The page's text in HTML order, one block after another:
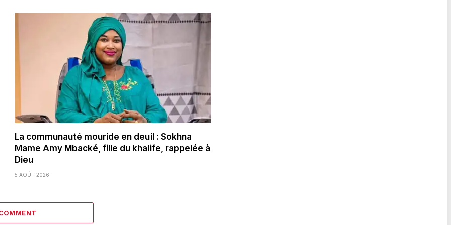
La communauté mouride en deuil : Sokhna
Mame Amy Mbacké, fille du khalife, rappelée à
Dieu
5 AOÛT 2026